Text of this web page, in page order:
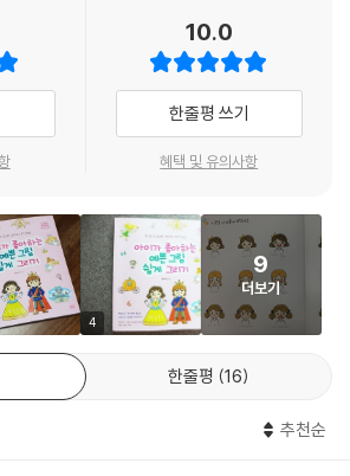
쉽게 완성할 수 있습니다. 이 과정에서 아이는
되고, 응용 그림도 금세 그려냅니다. 형태를 관찰
습득한 아이는 이후 상상화, 풍경화, 관찰일기까
수월하게 해낼 수 있습니다.
단순히 완성하는 데서 나아가 아이의 생각이 담
곁에서 도와주세요. 즐거운 그림 그리기 활동이
키워줍니다.
10.0
한줄평 쓰기
혜택 및 유의사항
4
9
더보기
한줄평 16
추천순